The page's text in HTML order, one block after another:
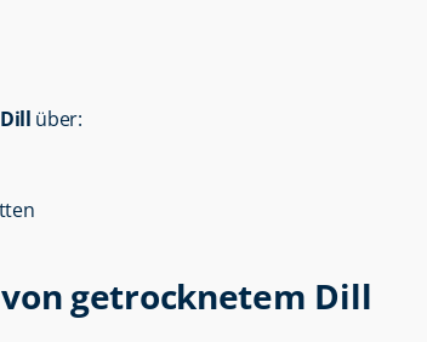
über:
getrocknetem Dill